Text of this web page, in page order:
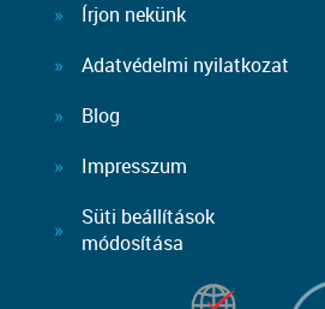
Írjon nekünk
Adatvédelmi nyilatkozat
Blog
Impresszum
Süti beállítások
módosítása